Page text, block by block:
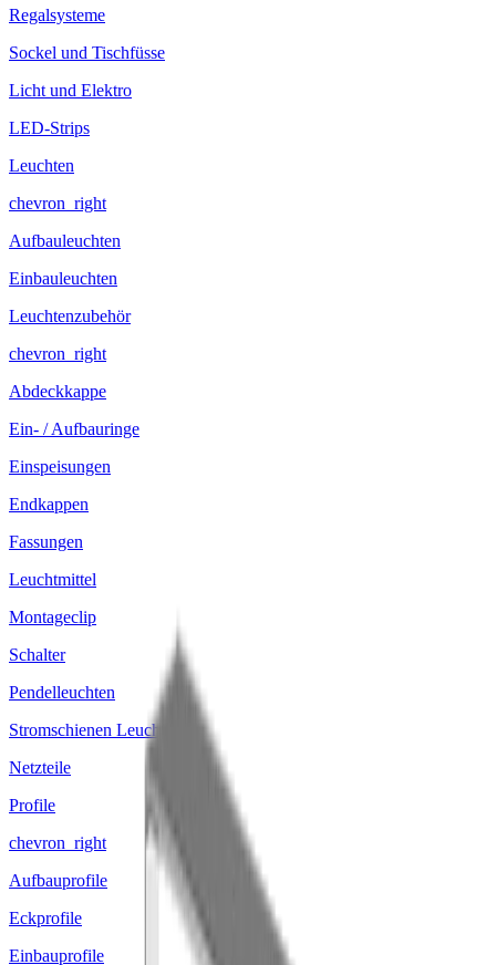
Regalsysteme
Sockel und Tischfüsse
Licht und Elektro
LED-Strips
Leuchten
chevron_right
Aufbauleuchten
Einbauleuchten
Leuchtenzubehör
chevron_right
Abdeckkappe
Ein- / Aufbauringe
Einspeisungen
Endkappen
Fassungen
Leuchtmittel
Montageclip
Schalter
Pendelleuchten
Stromschienen Leuchten
Netzteile
Profile
chevron_right
Aufbauprofile
Eckprofile
Einbauprofile